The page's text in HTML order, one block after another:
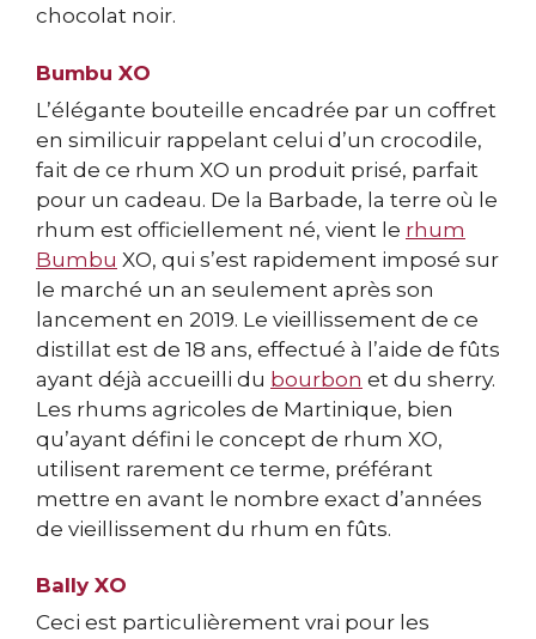
chocolat noir.
Bumbu XO
L’élégante bouteille encadrée par un coffret
en similicuir rappelant celui d’un crocodile,
fait de ce rhum XO un produit prisé, parfait
pour un cadeau. De la Barbade, la terre où le
rhum est officiellement né, vient le rhum
Bumbu XO, qui s’est rapidement imposé sur
le marché un an seulement après son
lancement en 2019. Le vieillissement de ce
distillat est de 18 ans, effectué à l’aide de fûts
ayant déjà accueilli du bourbon et du sherry.
Les rhums agricoles de Martinique, bien
qu’ayant défini le concept de rhum XO,
utilisent rarement ce terme, préférant
mettre en avant le nombre exact d’années
de vieillissement du rhum en fûts.
Bally XO
Ceci est particulièrement vrai pour les